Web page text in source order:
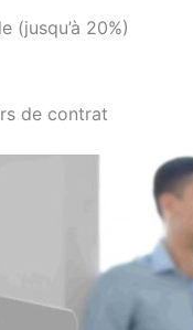
(jusqu’à 20%)
de contrat